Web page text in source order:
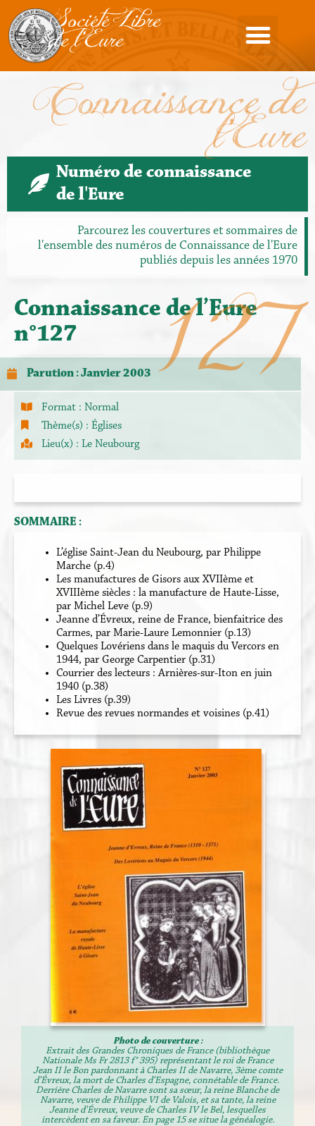
Société Libre
de l'Eure
Connaissance de
l'Eure
Numéro de connaissance
de l'Eure
Parcourez les couvertures et sommaires de
l'ensemble des numéros de Connaissance de l'Eure
publiés depuis les années 1970
Photo de couverture :
Extrait des Grandes Chroniques de France (bibliothèque
Nationale Ms Fr 2813 f° 395) représentant le roi de France
Jean II le Bon pardonnant à Charles II de Navarre, 3ème comte
d’Évreux, la mort de Charles d’Espagne, connétable de France.
Derrière Charles de Navarre sont sa sœur, la reine Blanche de
Navarre, veuve de Philippe VI de Valois, et sa tante, la reine
Jeanne d’Évreux, veuve de Charles IV le Bel, lesquelles
intercèdent en sa faveur. En page 15 se situe la généalogie.
Connaissance de l’Eure
n°127
Parution : Janvier 2003 127
Format : Normal
Thème(s) : Églises
Lieu(x) : Le Neubourg
SOMMAIRE :
L’église Saint-Jean du Neubourg, par Philippe
Marche (p.4)
Les manufactures de Gisors aux XVIIème et
XVIIIème siècles : la manufacture de Haute-Lisse,
par Michel Leve (p.9)
Jeanne d’Évreux, reine de France, bienfaitrice des
Carmes, par Marie-Laure Lemonnier (p.13)
Quelques Lovériens dans le maquis du Vercors en
1944, par George Carpentier (p.31)
Courrier des lecteurs : Arnières-sur-Iton en juin
1940 (p.38)
Les Livres (p.39)
Revue des revues normandes et voisines (p.41)